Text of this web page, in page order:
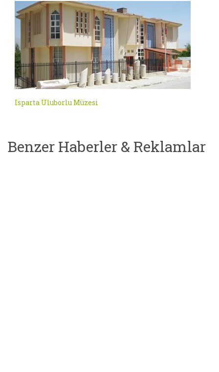
Isparta Uluborlu Müzesi
Benzer Haberler & Reklamlar